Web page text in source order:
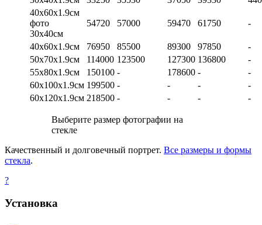
40х60х1.9см
фото
30х40см
54720 57000 59470 61750 -
40х60х1.9см 76950 85500 89300 97850
-
50х70х1.9см
114000 123500 127300 136800
-
55х80х1.9см
150100 - 178600 -
-
60х100х1.9см 199500 - - -
-
60х120х1.9см 218500 - - - -
Выберите размер фотографии на
стекле
Качественный и долговечный портрет. Все размеры и формы
стекла.
?
Установка